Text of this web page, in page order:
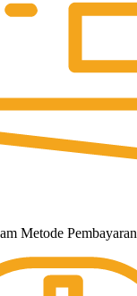
Metode Pembayaran